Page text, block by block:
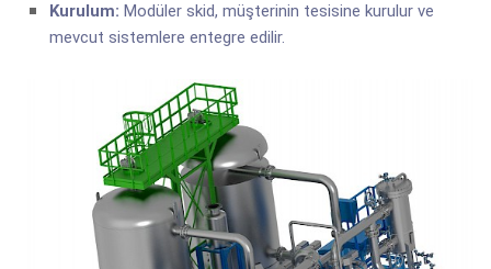
Kurulum: Modüler skid, müşterinin tesisine kurulur ve
mevcut sistemlere entegre edilir.